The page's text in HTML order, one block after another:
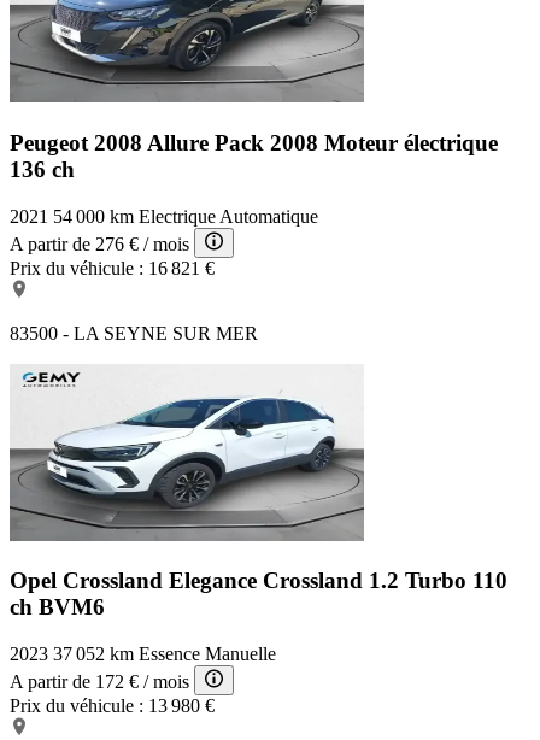
Peugeot 2008 Allure Pack 2008 Moteur électrique
136 ch
2021 54 000 km Electrique Automatique
A partir de 276 € / mois
Prix du véhicule : 16 821 €
83500 - LA SEYNE SUR MER
Opel Crossland Elegance Crossland 1.2 Turbo 110
ch BVM6
2023 37 052 km Essence Manuelle
A partir de 172 € / mois
Prix du véhicule : 13 980 €